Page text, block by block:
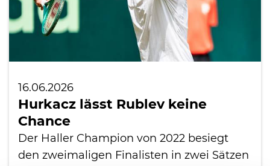
16.06.2026
Hurkacz lässt Rublev keine
Chance
Der Haller Champion von 2022 besiegt
den zweimaligen Finalisten in zwei Sätzen